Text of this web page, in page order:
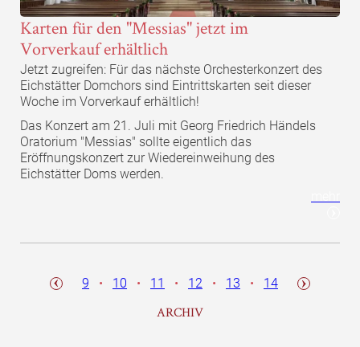
Karten für den "Messias" jetzt im
Vorverkauf erhältlich
Jetzt zugreifen: Für das nächste Orchesterkonzert des
Eichstätter Domchors sind Eintrittskarten seit dieser
Woche im Vorverkauf erhältlich!
Das Konzert am 21. Juli mit Georg Friedrich Händels
Oratorium "Messias" sollte eigentlich das
Eröffnungskonzert zur Wiedereinweihung des
Eichstätter Doms werden.
9 10 11 12 13 14
ARCHIV